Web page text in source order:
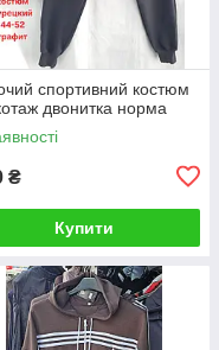
спортивний костюм
двонитка норма
₴
Купити